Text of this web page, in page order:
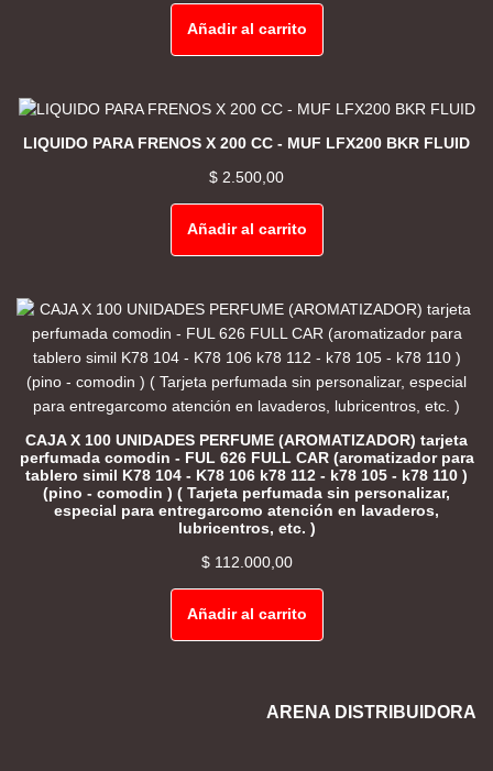
Añadir al carrito
LIQUIDO PARA FRENOS X 200 CC - MUF LFX200 BKR FLUID
$ 2.500,00
Añadir al carrito
CAJA X 100 UNIDADES PERFUME (AROMATIZADOR) tarjeta
perfumada comodin - FUL 626 FULL CAR (aromatizador para
tablero simil K78 104 - K78 106 k78 112 - k78 105 - k78 110 )
(pino - comodin ) ( Tarjeta perfumada sin personalizar,
especial para entregarcomo atención en lavaderos,
lubricentros, etc. )
$112.000,00
Añadir al carrito
ARENA DISTRIBUIDORA